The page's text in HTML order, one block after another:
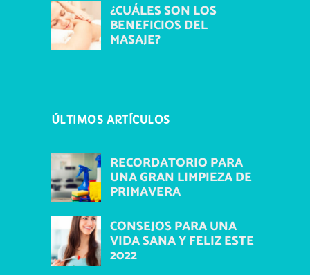
¿CUÁLES SON LOS
BENEFICIOS DEL
MASAJE?
ÚLTIMOS ARTÍCULOS
RECORDATORIO PARA
UNA GRAN LIMPIEZA DE
PRIMAVERA
CONSEJOS PARA UNA
VIDA SANA Y FELIZ ESTE
2022